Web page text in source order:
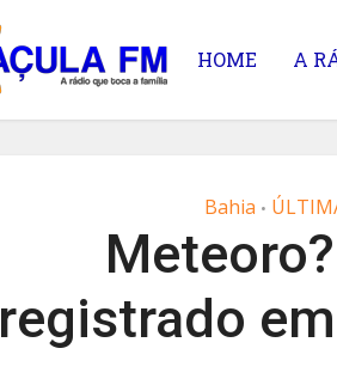
HOME A
Bahia •
registrado